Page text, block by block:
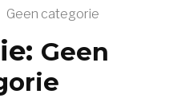
Geen categorie
Geen